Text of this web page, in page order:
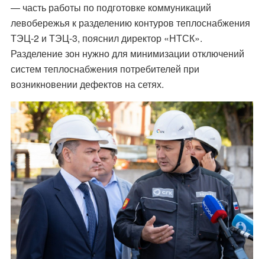
— часть работы по подготовке коммуникаций
левобережья к разделению контуров теплоснабжения
ТЭЦ-2 и ТЭЦ-3, пояснил директор «НТСК».
Разделение зон нужно для минимизации отключений
систем теплоснабжения потребителей при
возникновении дефектов на сетях.